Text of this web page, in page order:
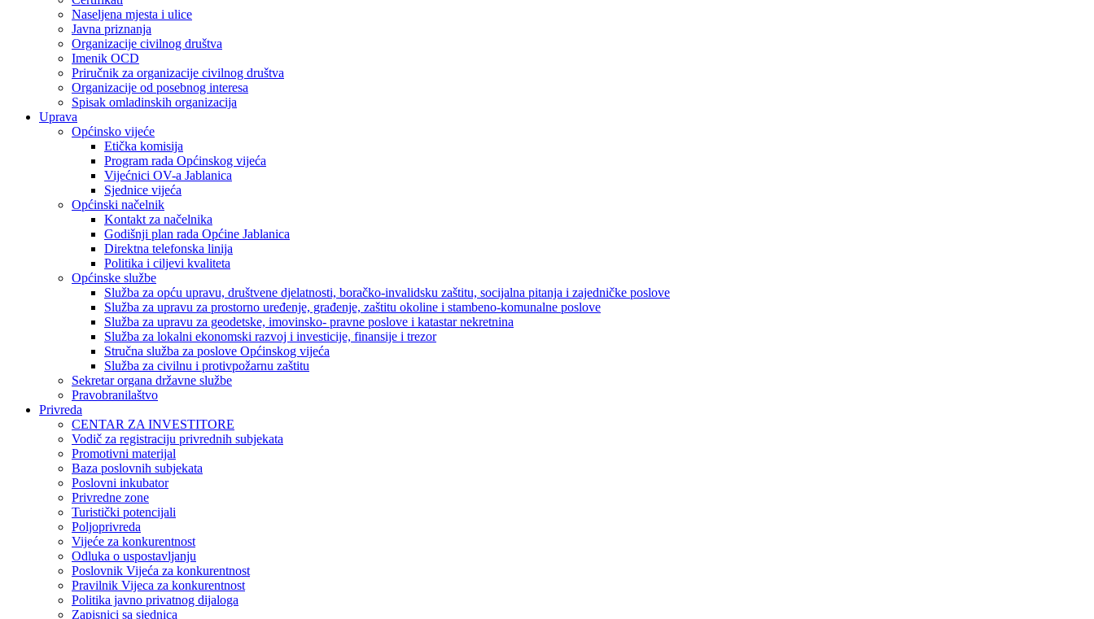
Naseljena mjesta i ulice
Javna priznanja
Organizacije civilnog društva
Imenik OCD
Priručnik za organizacije civilnog društva
Organizacije od posebnog interesa
Spisak omladinskih organizacija
Uprava
Općinsko vijeće
Etička komisija
Program rada Općinskog vijeća
Vijećnici OV-a Jablanica
Sjednice vijeća
Općinski načelnik
Kontakt za načelnika
Godišnji plan rada Općine Jablanica
Direktna telefonska linija
Politika i ciljevi kvaliteta
Općinske službe
Služba za opću upravu, društvene djelatnosti, boračko-invalidsku zaštitu, socijalna pitanja i zajedničke poslove
Služba za upravu za prostorno uređenje, građenje, zaštitu okoline i stambeno-komunalne poslove
Služba za upravu za geodetske, imovinsko- pravne poslove i katastar nekretnina
Služba za lokalni ekonomski razvoj i investicije, finansije i trezor
Stručna služba za poslove Općinskog vijeća
Služba za civilnu i protivpožarnu zaštitu
Sekretar organa državne službe
Pravobranilaštvo
Privreda
CENTAR ZA INVESTITORE
Vodič za registraciju privrednih subjekata
Promotivni materijal
Baza poslovnih subjekata
Poslovni inkubator
Privredne zone
Turistički potencijali
Poljoprivreda
Vijeće za konkurentnost
Odluka o uspostavljanju
Poslovnik Vijeća za konkurentnost
Pravilnik Vijeca za konkurentnost
Politika javno privatnog dijaloga
Zapisnici sa sjednica